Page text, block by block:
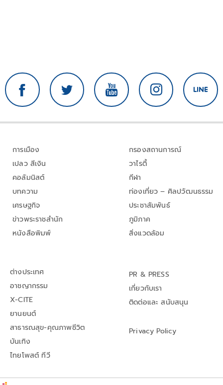
การเมือง
เปลว สีเงิน
คอลัมนิสต์
บทความ
เศรษฐกิจ
ข่าวพระราชสำนัก
หนังสือพิมพ์
กรองสถานการณ์
วาไรตี้
กีฬา
ท่องเที่ยว – ศิลปวัฒนธรรม
ประชาสัมพันธ์
ภูมิภาค
สิ่งแวดล้อม
ต่างประเทศ
อาชญากรรม
X-CITE
ยานยนต์
สาธารณสุข-คุณภาพชีวิต
บันเทิง
ไทยโพสต์ ทีวี
PR & PRESS
เกี่ยวกับเรา
ติดต่อและ สนับสนุน
Privacy Policy